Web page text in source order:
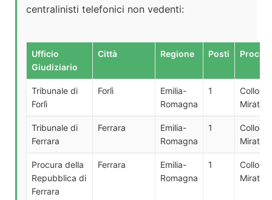
centralinisti telefonici non vedenti:
Ufficio
Giudiziario
Città Regione Posti
Tribunale di
Forlì
Forlì
Emilia-
Romagna
1
Mirato
Tribunale di
Ferrara
Ferrara
Emilia-
Romagna
1
Mirato
Procura della
Repubblica di
Ferrara
Ferrara
Emilia-
Romagna
1
Mirato